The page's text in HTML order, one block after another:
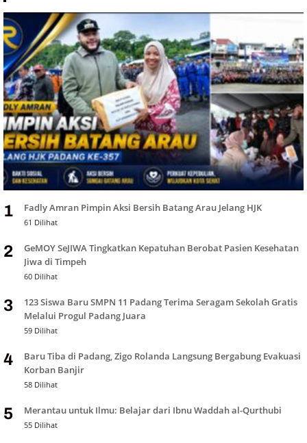
1 Fadly Amran Pimpin Aksi Bersih Batang Arau Jelang HJK
61 Dilihat
2
GeMOY SeJIWA Tingkatkan Kepatuhan Berobat Pasien Kesehatan
Jiwa di Timpeh
60 Dilihat
3
123 Siswa Baru SMPN 11 Padang Terima Seragam Sekolah Gratis
Melalui Progul Padang Juara
59 Dilihat
4
Baru Tiba di Padang, Zigo Rolanda Langsung Bergabung Evakuasi
Korban Banjir
58 Dilihat
5 Merantau untuk Ilmu: Belajar dari Ibnu Waddah al-Qurthubi
55 Dilihat